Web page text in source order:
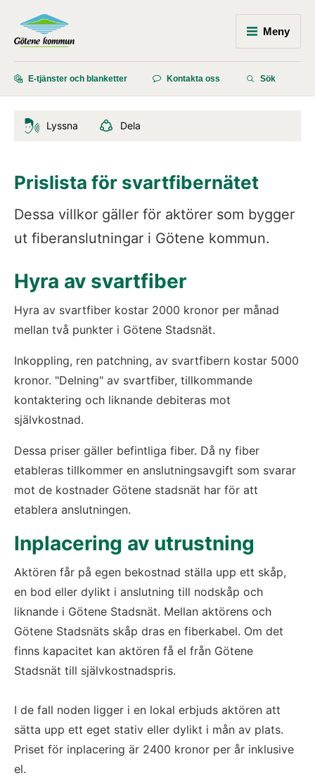
Meny
E-tjänster och blanketter Kontakta oss Sök
Lyssna Dela
Prislista för svartfibernätet
Dessa villkor gäller för aktörer som bygger
ut fiberanslutningar i Götene kommun.
Hyra av svartfiber
Hyra av svartfiber kostar 2000 kronor per månad
mellan två punkter i Götene Stadsnät.
Inkoppling, ren patchning, av svartfibern kostar 5000
kronor. "Delning" av svartfiber, tillkommande
kontaktering och liknande debiteras mot
självkostnad.
Dessa priser gäller befintliga fiber. Då ny fiber
etableras tillkommer en anslutningsavgift som svarar
mot de kostnader Götene stadsnät har för att
etablera anslutningen.
Inplacering av utrustning
Aktören får på egen bekostnad ställa upp ett skåp,
en bod eller dylikt i anslutning till nodskåp och
liknande i Götene Stadsnät. Mellan aktörens och
Götene Stadsnäts skåp dras en fiberkabel. Om det
finns kapacitet kan aktören få el från Götene
Stadsnät till självkostnadspris.
I de fall noden ligger i en lokal erbjuds aktören att
sätta upp ett eget stativ eller dylikt i mån av plats.
Priset för inplacering är 2400 kronor per år inklusive
el.